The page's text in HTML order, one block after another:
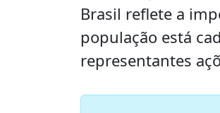
Brasil reflete a
população está
representantes